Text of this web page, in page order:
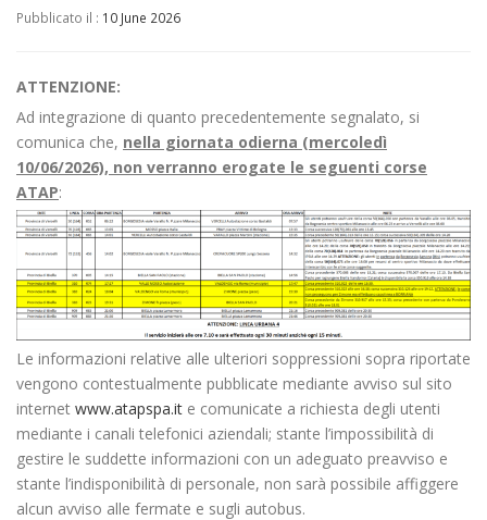
Pubblicato il : 10 June 2026
ATTENZIONE:
Ad integrazione di quanto precedentemente segnalato, si
comunica che, nella giornata odierna (mercoledì
10/06/2026), non verranno erogate le seguenti corse
ATAP:
Le informazioni relative alle ulteriori soppressioni sopra riportate
vengono contestualmente pubblicate mediante avviso sul sito
internet www.atapspa.it e comunicate a richiesta degli utenti
mediante i canali telefonici aziendali; stante l’impossibilità di
gestire le suddette informazioni con un adeguato preavviso e
stante l’indisponibilità di personale, non sarà possibile affiggere
alcun avviso alle fermate e sugli autobus.